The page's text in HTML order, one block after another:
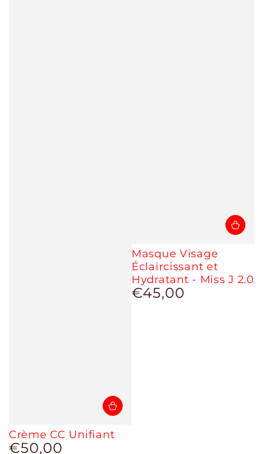
Crème CC Unifiant
Prix
€50,00
Masque Visage
Éclaircissant et
Hydratant - Miss J 2.0
Prix
€45,00